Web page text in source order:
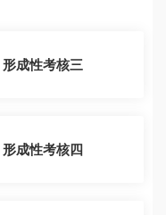
成性考核三
成性考核四